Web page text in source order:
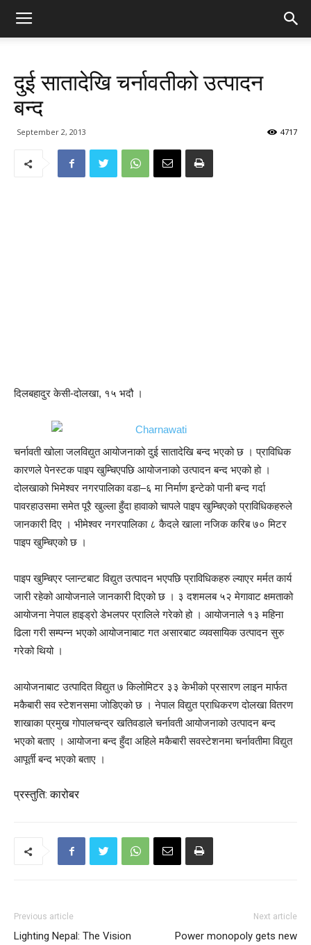
दुई सातादेखि चर्नावतीको उत्पादन
बन्द
September 2, 2013 4717
दिलबहादुर केसी-दोलखा, १५ भदौ ।
चर्नावती खोला जलविद्युत आयोजनाको दुई सातादेखि बन्द भएको छ । प्राविधिक
कारणले पेनस्टक पाइप खुम्चिएपछि आयोजनाको उत्पादन बन्द भएको हो ।
दोलखाको भिमेश्वर नगरपालिका वडा–६ मा निर्माण इन्टेको पानी बन्द गर्दा
पावरहाउसमा समेत पूरै खुल्ला हुँदा हावाको चापले पाइप खुम्चिएको प्राविधिकहरुले
जानकारी दिए । भीमेश्वर नगरपालिका ८ कैदले खाला नजिक करिब ७० मिटर
पाइप खुम्चिएको छ ।
पाइप खुम्चिएर प्लान्टबाट विद्युत उत्पादन भएपछि प्राविधिकहरु ल्याएर मर्मत कार्य
जारी रहेको आयोजनाले जानकारी दिएको छ । ३ दशमलब ५२ मेगावाट क्षमताको
आयोजना नेपाल हाइड्रो डेभलपर प्रालिले गरेको हो । आयोजनाले १३ महिना
ढिला गरी सम्पन्न भएको आयोजनाबाट गत असारबाट व्यवसायिक उत्पादन सुरु
गरेको थियो ।
आयोजनाबाट उत्पादित विद्युत ७ किलोमिटर ३३ केभीको प्रसारण लाइन मार्फत
मकैबारी सव स्टेशनसमा जोडिएको छ । नेपाल विद्युत प्राधिकरण दोलखा वितरण
शाखाका प्रमुख गोपालचन्द्र खतिवडाले चर्नावती आयोजनाको उत्पादन बन्द
भएको बताए । आयोजना बन्द हुँदा अहिले मकैबारी सवस्टेशनमा चर्नावतीमा विद्युत
आपूर्ती बन्द भएको बताए ।
प्रस्तुति: कारोबर
Previous article
Lighting Nepal: The Vision
Next article
Power monopoly gets new